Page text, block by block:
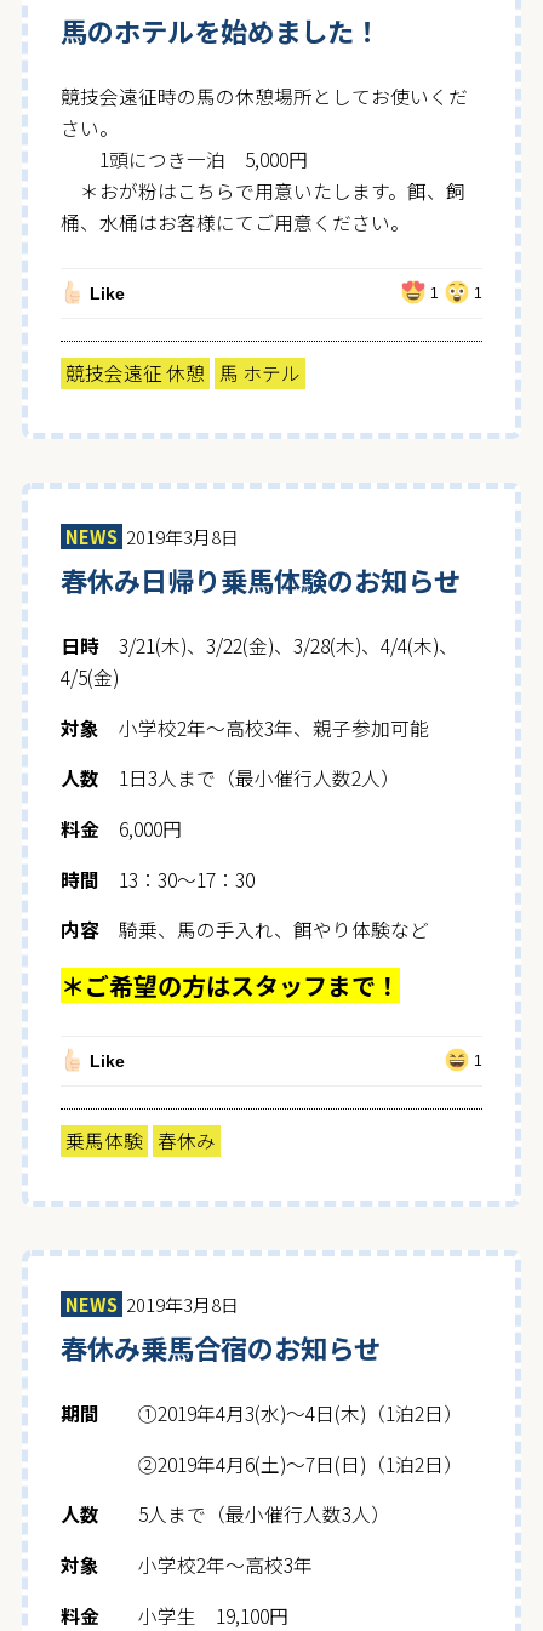
馬のホテルを始めました！
競技会遠征時の馬の休憩場所としてお使いくだ
さい。
1頭につき一泊 5,000円
＊おが粉はこちらで用意いたします。餌、飼
桶、水桶はお客様にてご用意ください。
Like 1 1
競技会遠征 休憩 馬 ホテル
NEWS 2019年3月8日
春休み日帰り乗馬体験のお知らせ
日時 3/21(木)、3/22(金)、3/28(木)、4/4(木)、
4/5(金)
対象 小学校2年～高校3年、親子参加可能
人数 1日3人まで（最小催行人数2人）
料金 6,000円
時間 13：30～17：30
内容 騎乗、馬の手入れ、餌やり体験など
＊ご希望の方はスタッフまで！
Like 1
乗馬体験 春休み
NEWS 2019年3月8日
春休み乗馬合宿のお知らせ
期間 ①2019年4月3(水)～4日(木)（1泊2日）
②2019年4月6(土)～7日(日)（1泊2日）
人数 5人まで（最小催行人数3人）
対象 小学校2年～高校3年
料金 小学生 19,100円